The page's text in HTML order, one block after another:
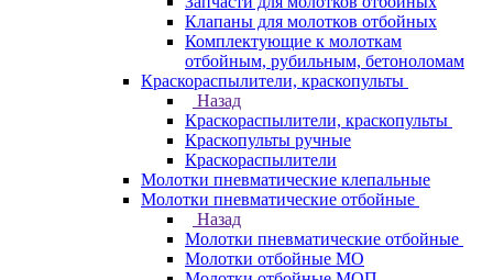
Клапаны для молотков отбойных
Комплектующие к молоткам
отбойным, рубильным, бетоноломам
Краскораспылители, краскопульты
Назад
Краскораспылители, краскопульты
Краскопульты ручные
Краскораспылители
Молотки пневматические клепальные
Молотки пневматические отбойные
Назад
Молотки пневматические отбойные
Молотки отбойные МО